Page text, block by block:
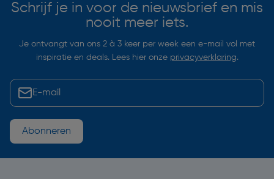
Schrijf je in voor de nieuwsbrief en mis
nooit meer iets.
Je ontvangt van ons 2 à 3 keer per week een e-mail vol met
inspiratie en deals. Lees hier onze privacyverklaring.
Abonneren